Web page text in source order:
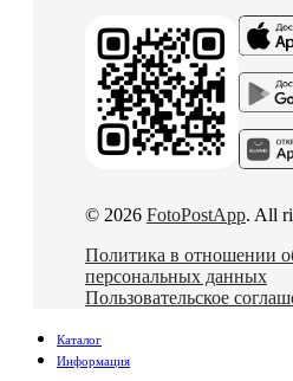
© 2026 FotoPostApp. All
Политика в отношении
персональных данных
Пользовательское
Каталог
Информация